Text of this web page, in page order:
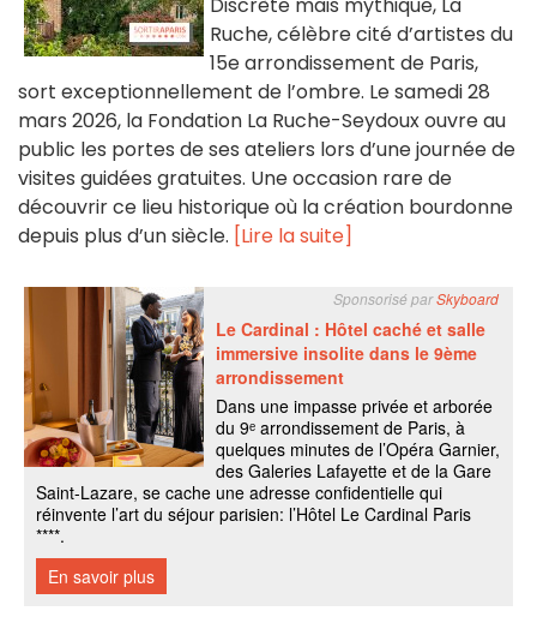
Discrète mais mythique, La
Ruche, célèbre cité d’artistes du
15e arrondissement de Paris,
sort exceptionnellement de l’ombre. Le samedi 28
mars 2026, la Fondation La Ruche-Seydoux ouvre au
public les portes de ses ateliers lors d’une journée de
visites guidées gratuites. Une occasion rare de
découvrir ce lieu historique où la création bourdonne
depuis plus d’un siècle. [Lire la suite]